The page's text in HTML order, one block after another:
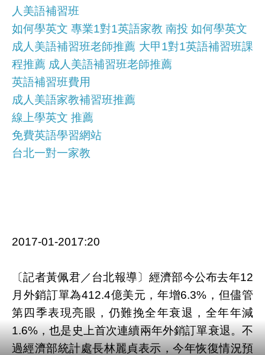
人美語補習班
如何學英文 專業1對1英語家教 南投 如何學英文
成人美語補習班老師推薦 大甲1對1英語補習班課
程推薦 成人美語補習班老師推薦
英語補習班費用
成人美語家教補習班推薦
線上學英文 推薦
免費英語學習網站
台北一對一家教
2017-01-2017:20
〔記者黃佩君／台北報導〕經濟部今公布去年12
月外銷訂單為412.4億美元，年增6.3%，但儘管
第四季表現亮眼，仍難挽全年衰退，全年年減
1.6%，也是史上首次連續兩年外銷訂單衰退。不
過經濟部統計處長林麗貞表示，今年恢復情況預